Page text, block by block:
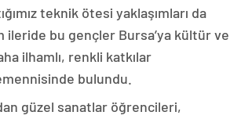
teknik ötesi yaklaşımları da
ileride bu gençler Bursa’ya kültür ve
ilhamlı, renkli katkılar
bulundu.
güzel sanatlar öğrencileri,